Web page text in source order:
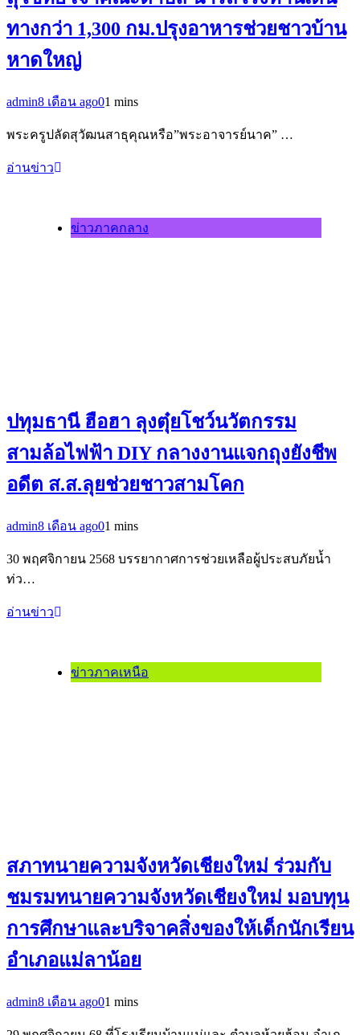
ทางกว่า 1,300 กม.ปรุงอาหารช่วยชาวบ้าน
หาดใหญ่
admin8 เดือน ago01 mins
พระครูปลัดสุวัฒนสาธุคุณหรือ”พระอาจารย์นาค” …
อ่านข่าว
ข่าวภาคกลาง
ปทุมธานี ฮือฮา ลุงตุ๋ยโชว์นวัตกรรม
สามล้อไฟฟ้า DIY กลางงานแจกถุงยังชีพ
อดีต ส.ส.ลุยช่วยชาวสามโคก
admin8 เดือน ago01 mins
30 พฤศจิกายน 2568 บรรยากาศการช่วยเหลือผู้ประสบภัยน้ำ
ท่ว…
อ่านข่าว
ข่าวภาคเหนือ
สภาทนายความจังหวัดเชียงใหม่ ร่วมกับ
ชมรมทนายความจังหวัดเชียงใหม่ มอบทุน
การศึกษาและบริจาคสิ่งของให้เด็กนักเรียน
อำเภอแม่ลาน้อย
admin8 เดือน ago01 mins